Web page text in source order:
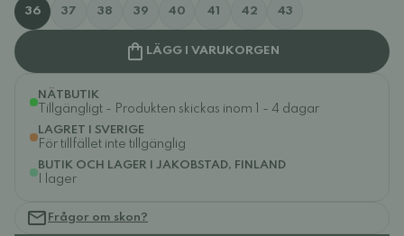
36 37 38 39 40 41 42 43
LÄGG I VARUKORGEN
NÄTBUTIK
Tillgängligt - Produkten skickas inom 1 - 4 dagar
LAGRET I SVERIGE
För tillfället inte tillgänglig
BUTIK OCH LAGER I JAKOBSTAD, FINLAND
I lager
Frågor om skon?